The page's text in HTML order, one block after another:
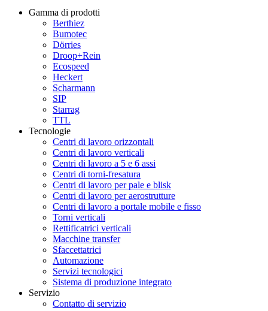
Gamma di prodotti
Berthiez
Bumotec
Dörries
Droop+Rein
Ecospeed
Heckert
Scharmann
SIP
Starrag
TTL
Tecnologie
Centri di lavoro orizzontali
Centri di lavoro verticali
Centri di lavoro a 5 e 6 assi
Centri di torni-fresatura
Centri di lavoro per pale e blisk
Centri di lavoro per aerostrutture
Centri di lavoro a portale mobile e fisso
Torni verticali
Rettificatrici verticali
Macchine transfer
Sfaccettatrici
Automazione
Servizi tecnologici
Sistema di produzione integrato
Servizio
Contatto di servizio